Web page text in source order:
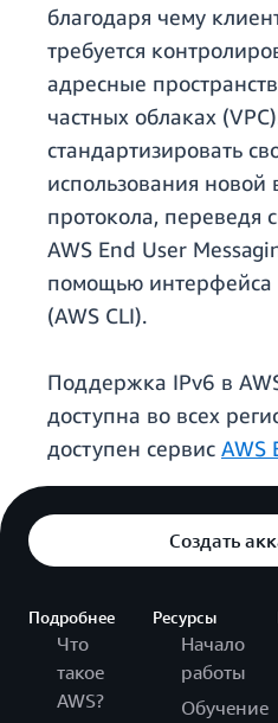
благодаря чему
требуется
адресные
частных облаках
стандартизировать
использования новой
протокола, переведя
AWS End User
помощью интерфейса
(AWS CLI).
Поддержка IPv6 в
доступна во всех
доступен сервис AWS
Создать
Подробнее
Что
такое
AWS?
Ресурсы
Начало
работы
Обучение